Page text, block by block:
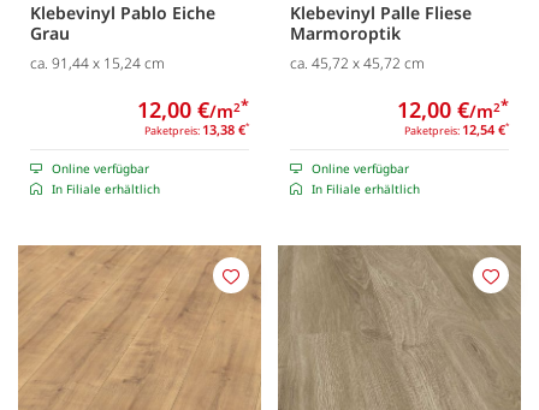
Klebevinyl Pablo Eiche
Grau
ca. 91,44 x 15,24 cm
Paketpreis: 13,38 €*
12,00 €/m2*
Online verfügbar
In Filiale erhältlich
Klebevinyl Palle Fliese
Marmoroptik
ca. 45,72 x 45,72 cm
Paketpreis: 12,54 €*
12,00 €/m2*
Online verfügbar
In Filiale erhältlich
Merken